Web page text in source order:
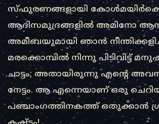
സ്ഫുരണങ്ങളായി
ആദിസമുദ്രങ്ങളിൽ അമിനോ
അമീബയുമായി ഞാൻ
മരക്കൊമ്പിൽ നിന്നു പിടിവിട്ട്
ചാട്ടം; അതായിരുന്നു എന്റെ
നേട്ടം. ആ എന്നെയാണ് ഒരു
പഞ്ചാംഗത്തിനകത്ത് ഒതുക്കാൻ